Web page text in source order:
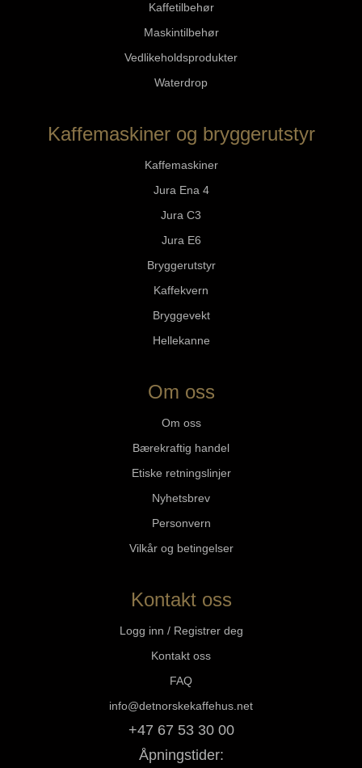
Kaffetilbehør
Maskintilbehør
Vedlikeholdsprodukter
Waterdrop
Kaffemaskiner og bryggerutstyr
Kaffemaskiner
Jura Ena 4
Jura C3
Jura E6
Bryggerutstyr
Kaffekvern
Bryggevekt
Hellekanne
Om oss
Om oss
Bærekraftig handel
Etiske retningslinjer
Nyhetsbrev
Personvern
Vilkår og betingelser
Kontakt oss
Logg inn / Registrer deg
Kontakt oss
FAQ
info@detnorskekaffehus.net
+47 67 53 30 00
Åpningstider: